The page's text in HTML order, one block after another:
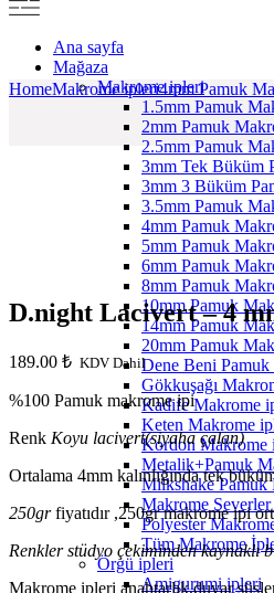
Ana sayfa
Mağaza
Makrome ipleri
1.5mm Pamuk
2mm Pamuk
2.5mm Pamuk
3mm Tek Büküm
3mm 3 Büküm
3.5mm Pamuk
4mm Pamuk
5mm Pamuk
6mm Pamuk
8mm Pamuk
10mm Pamuk
14mm Pamuk
20mm Pamuk
Dene Beni
Gökkuşağı
Kadife Makrome
Keten Makrome
Kordon Makrome
Metalik+Pamuk
Milkshake Pamuk
Makrome
Polyester
Tüm Makrome
Örgü ipleri
Amigurumi ipleri
HomeMakrome ipleri4mm Pamuk
D.night Lacivert – 4
189.00 ₺ KDV Dahil
%100 Pamuk makrome ipi
Renk Koyu lacivert(siyaha çalan)
Ortalama 4mm kalınlığında tek
250grfiyatıdır ,250gr makrome ipi
Renkler stüdyo çekiminden kaynaklı
Makrome ipleri anahtarlık,duvar